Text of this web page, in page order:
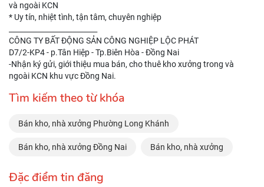
và ngoài KCN
* Uy tín, nhiệt tình, tận tâm, chuyên nghiệp
CÔNG TY BẤT ĐỘNG SẢN CÔNG NGHIỆP LỘC PHÁT
D7/2-KP4 - p.Tân Hiệp - Tp.Biên Hòa - Đồng Nai
-Nhận ký gửi, giới thiệu mua bán, cho thuê kho xưởng trong và
ngoài KCN khu vực Đồng Nai.
Tìm kiếm theo từ khóa
Bán kho, nhà xưởng Phường Long Khánh
Bán kho, nhà xưởng Đồng Nai Bán kho, nhà xưởng
Đặc điểm tin đăng